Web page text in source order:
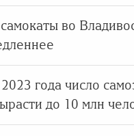
во
года число
до 10 млн